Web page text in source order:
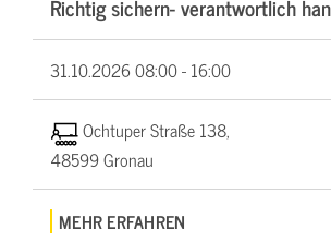
Richtig sichern- verantwortlich
31.10.202608:00 - 16:00
Ochtuper Straße 138,
48599 Gronau
MEHR ERFAHREN